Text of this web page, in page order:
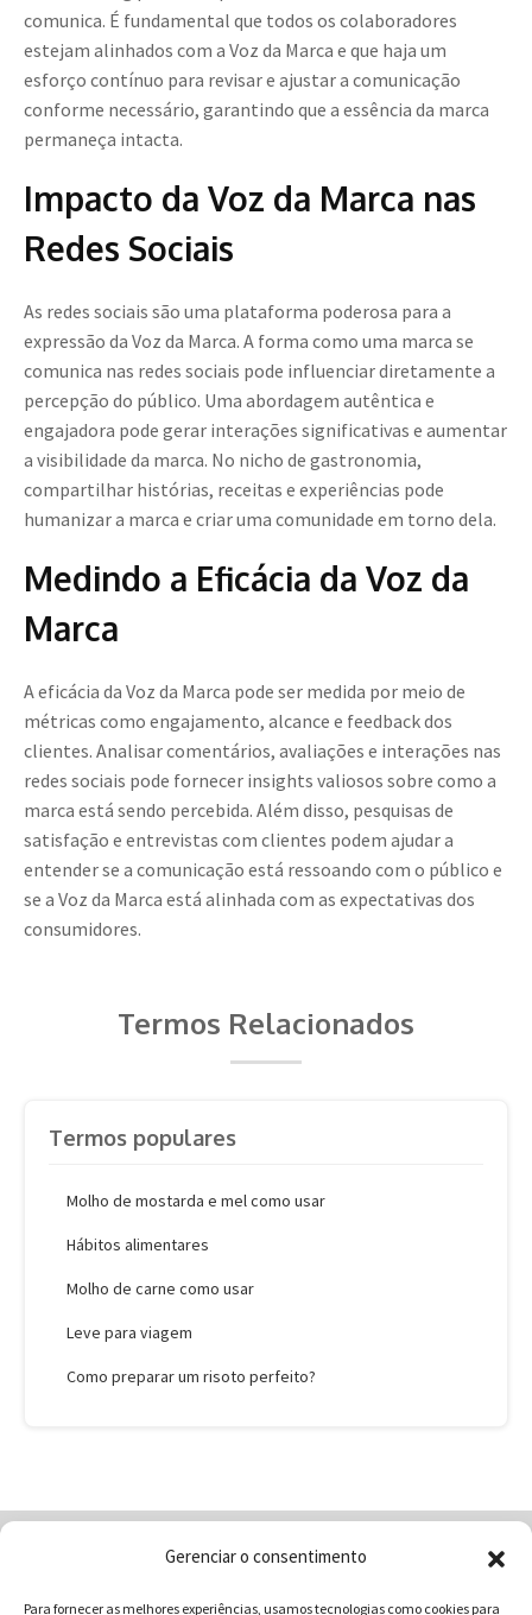
Gerenciar o consentimento
Para fornecer as melhores experiências, usamos tecnologias como cookies para
comunica. É fundamental que todos os colaboradores
estejam alinhados com a Voz da Marca e que haja um
esforço contínuo para revisar e ajustar a comunicação
conforme necessário, garantindo que a essência da marca
permaneça intacta.
Impacto da Voz da Marca nas
Redes Sociais
As redes sociais são uma plataforma poderosa para a
expressão da Voz da Marca. A forma como uma marca se
comunica nas redes sociais pode influenciar diretamente a
percepção do público. Uma abordagem autêntica e
engajadora pode gerar interações significativas e aumentar
a visibilidade da marca. No nicho de gastronomia,
compartilhar histórias, receitas e experiências pode
humanizar a marca e criar uma comunidade em torno dela.
Medindo a Eficácia da Voz da
Marca
A eficácia da Voz da Marca pode ser medida por meio de
métricas como engajamento, alcance e feedback dos
clientes. Analisar comentários, avaliações e interações nas
redes sociais pode fornecer insights valiosos sobre como a
marca está sendo percebida. Além disso, pesquisas de
satisfação e entrevistas com clientes podem ajudar a
entender se a comunicação está ressoando com o público e
se a Voz da Marca está alinhada com as expectativas dos
consumidores.
Termos Relacionados
Termos populares
Molho de mostarda e mel como usar
Hábitos alimentares
Molho de carne como usar
Leve para viagem
Como preparar um risoto perfeito?